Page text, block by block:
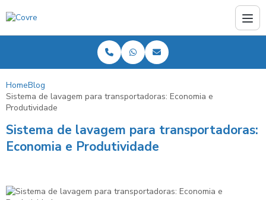
HomeBlog
Sistema de lavagem para transportadoras: Economia e
Produtividade
Sistema de lavagem para transportadoras:
Economia e Produtividade